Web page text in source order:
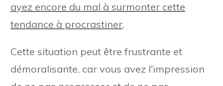
ayez encore du mal à surmonter cette
tendance à procrastiner.
Cette situation peut être frustrante et
démoralisante, car vous avez l'impression